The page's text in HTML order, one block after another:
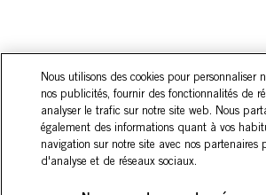
Nous utilisons des cookies pour personnaliser
nos publicités, fournir des fonctionnalités de
analyser le trafic sur notre site web. Nous
également des informations quant à vos
navigation sur notre site avec nos partenaires
d'analyse et de réseaux sociaux.